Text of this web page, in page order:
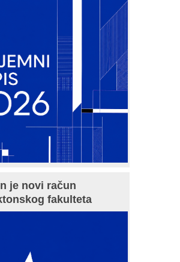
je novi račun
fakulteta